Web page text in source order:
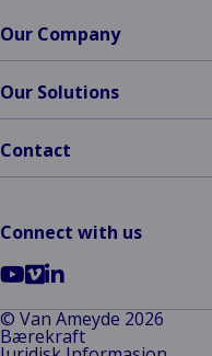
Our Company
Our Solutions
Contact
Connect with us
Go
to
YouTube
Go
to
Vimeo
Go
to
LinkedIn
© Van Ameyde 2026
Bærekraft